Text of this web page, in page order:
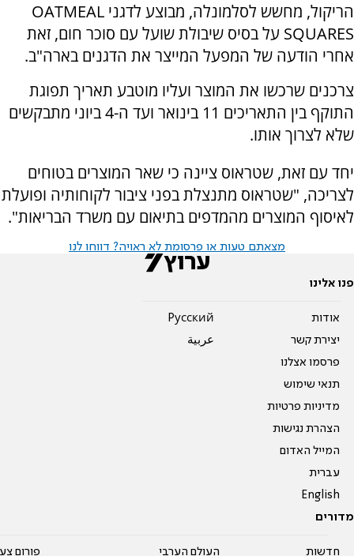
הריקול, מחשש לסלמונלה, מבוצע לדגני OATMEAL
SQUARES על בסיס שיבולת שועל עם סוכר חום, זאת
אחרי הודעה של המפעל המייצר את הדגנים בארה"ב.
צרכנים שרכשו את המוצר ועליו מוטבע תאריך תפוגת
התוקף בין התאריכים 11 בינואר ועד ה-4 ביוני מתבקשים
שלא לצרוך אותו.
יחד עם זאת, שטראוס ציינה כי שאר המוצרים בטוחים
לצריכה, "שטראוס מתנצלת בפני ציבור לקוחותיה ופועלת
לאיסוף המוצרים מהמדפים בתיאום עם משרד הבריאות".
מצאתם טעות או פרסומת לא ראויה? דווחו לנו
פנו אלינו
אודות
יצירת קשר
פרסמו אצלנו
תנאי שימוש
מדיניות פרטיות
הצהרת נגישות
המייל האדום
עברית
English
Pусский
عربية
מדורים
חדשות העולם הערבי פורום